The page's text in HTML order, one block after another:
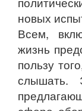
новых
Всем,
жизнь
пользу
слышать.